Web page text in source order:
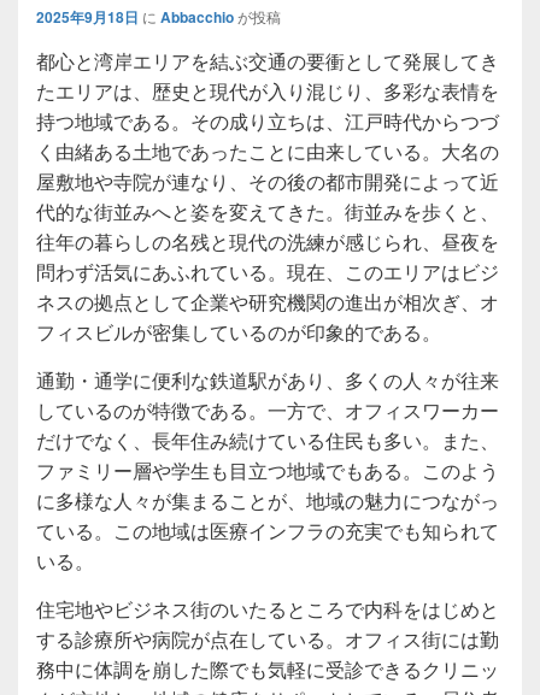
2025年9月18日 に Abbacchioが投稿
都心と湾岸エリアを結ぶ交通の要衝として発展してき
たエリアは、歴史と現代が入り混じり、多彩な表情を
持つ地域である。 その成り立ちは、江戸時代からつづ
く由緒ある土地であったことに由来している。大名の
屋敷地や寺院が連なり、その後の都市開発によって近
代的な街並みへと姿を変えてきた。街並みを歩くと、
往年の暮らしの名残と現代の洗練が感じられ、昼夜を
問わず活気にあふれている。現在、このエリアはビジ
ネスの拠点として企業や研究機関の進出が相次ぎ、オ
フィスビルが密集しているのが印象的である。
通勤・通学に便利な鉄道駅があり、多くの人々が往来
しているのが特徴である。一方で、オフィスワーカー
だけでなく、長年住み続けている住民も多い。また、
ファミリー層や学生も目立つ地域でもある。このよう
に多様な人々が集まることが、地域の魅力につながっ
ている。この地域は医療インフラの充実でも知られて
いる。
住宅地やビジネス街のいたるところで内科をはじめと
する診療所や病院が点在している。オフィス街には勤
務中に体調を崩した際でも気軽に受診できるクリニッ